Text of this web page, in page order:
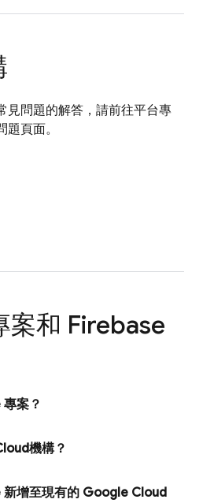
見問題的解答，請前往平台專
頁面。
案和 Firebase
案？
機構？
增至現有的 Google Cloud